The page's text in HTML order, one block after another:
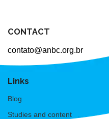
CONTACT
contato@anbc.org.br
Links
Blog
Studies and content